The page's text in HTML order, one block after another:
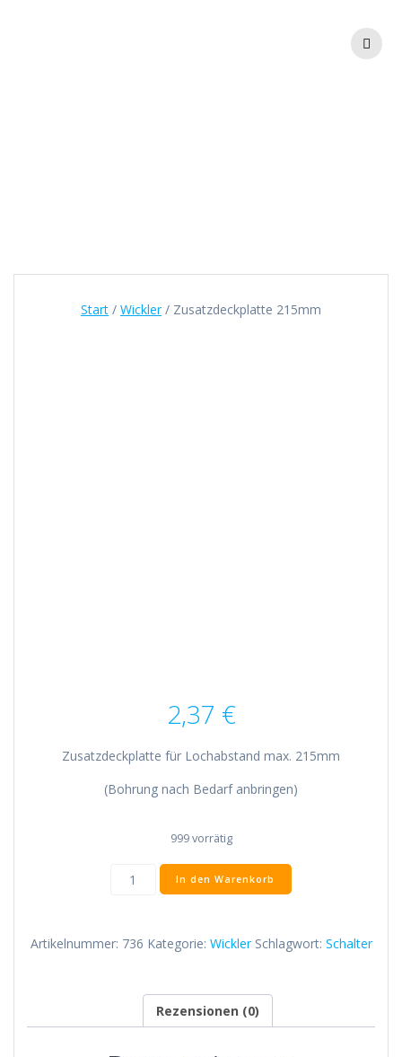
Start / Wickler/ Zusatzdeckplatte 215mm
2,37 €
Zusatzdeckplatte für Lochabstand max. 215mm
(Bohrung nach Bedarf anbringen)
999 vorrätig
Zusatzdeckplatte
215mm
In den Warenkorb
Artikelnummer: 736 Kategorie: Wickler Schlagwort: Schalter
Rezensionen (0)